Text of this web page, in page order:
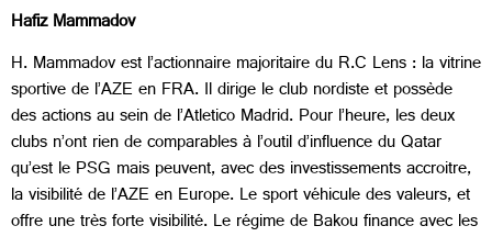
Hafiz Mammadov
H. Mammadov est l’actionnaire majoritaire du R.C Lens : la vitrine
sportive de l’AZE en FRA. Il dirige le club nordiste et possède
des actions au sein de l’Atletico Madrid. Pour l’heure, les deux
clubs n’ont rien de comparables à l’outil d’influence du Qatar
qu’est le PSG mais peuvent, avec des investissements accroitre,
la visibilité de l’AZE en Europe. Le sport véhicule des valeurs, et
offre une très forte visibilité. Le régime de Bakou finance avec les